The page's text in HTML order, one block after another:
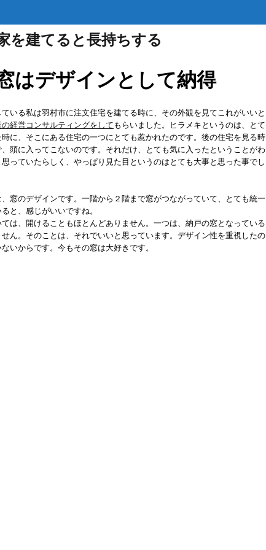
を建てると長持ちする
はデザインとして納得
いる私は羽村市に注文住宅を建てる時に、その外観を見てこれがいいと
経営コンサルティングをしてもらいました。ヒラメキというのは、とて
に、そこにある住宅の一つにとても惹かれたのです。後の住宅を見る時
頭に入ってこないのです。それだけ、とても気に入ったということがわ
っていたらしく、やっぱり見た目というのはとても大事と思った事でし
窓のデザインです。一階から２階まで窓がつながっていて、とても統一
と、感じがいいですね。
は、開けることもほとんどありません。一つは、納戸の窓となっている
ん。そのことは、それでいいと思っています。デザイン性を重視したの
いからです。今もその窓は大好きです。